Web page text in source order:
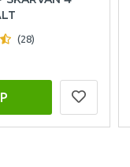
(28)